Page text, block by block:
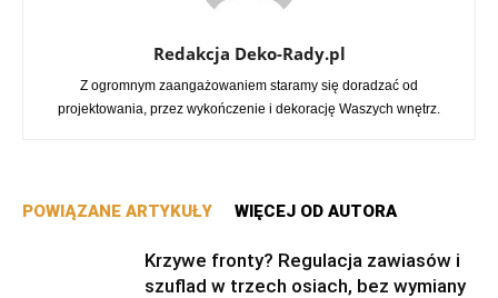
Redakcja Deko-Rady.pl
Z ogromnym zaangażowaniem staramy się doradzać od
projektowania, przez wykończenie i dekorację Waszych wnętrz.
POWIĄZANE ARTYKUŁY WIĘCEJ OD AUTORA
Krzywe fronty? Regulacja zawiasów i
szuflad w trzech osiach, bez wymiany